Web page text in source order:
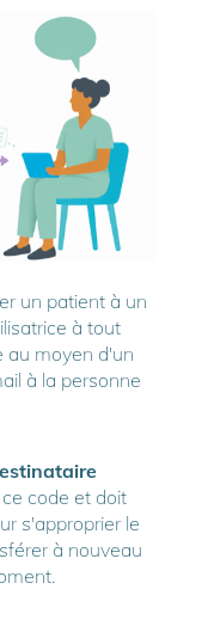
un patient à un
à tout
au moyen d'un
à la personne
code et doit
s'approprier le
à nouveau